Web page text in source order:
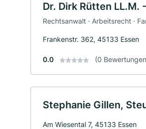
Dr. Dirk Rütten LL.M.
Rechtsanwalt · Arbeitsrecht ·
Frankenstr. 362, 45133 Essen
0.0 (0
Stephanie Gillen,
Am Wiesental 7, 45133 Essen